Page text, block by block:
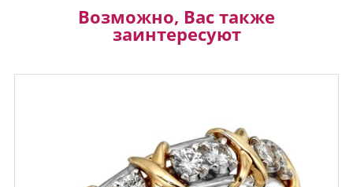
Возможно, Вас также
заинтересуют